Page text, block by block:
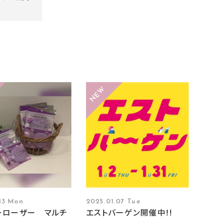
Mon
ローザー マルチ
2025.01.07 Tue
エストバーゲン開催中!!